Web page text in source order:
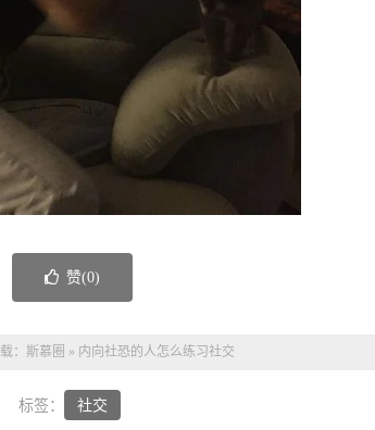
赞(0)
： 斯慕圈 » 内向社恐的人怎么练习社交
标签： 社交